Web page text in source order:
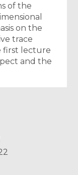
of the
on the
trace
first lecture
and the